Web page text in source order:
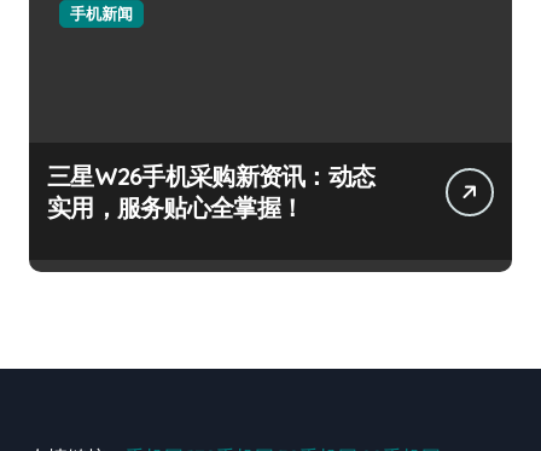
手机新闻
三星W26手机采购新资讯：动态
实用，服务贴心全掌握！